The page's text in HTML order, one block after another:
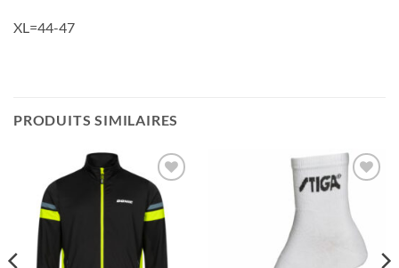
XL=44-47
PRODUITS SIMILAIRES
Ajouter
aux
souhaits
Ajouter
aux
souhaits